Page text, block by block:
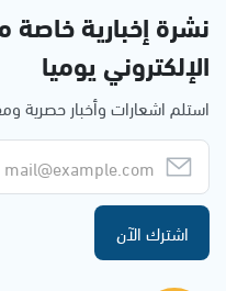
نشرة إخبارية خاصة
الإلكتروني يوميا
استلم اشعارات وأخبار حصرية
اشترك الآن